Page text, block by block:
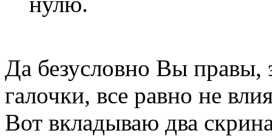
Да безусловно Вы правы,
галочки, все равно не
Вот вкладываю два